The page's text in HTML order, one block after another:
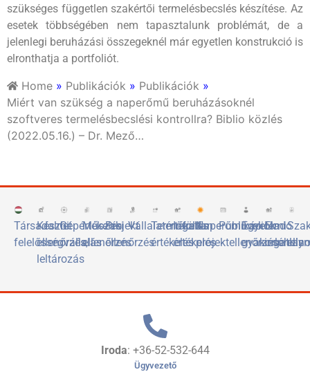
szükséges független szakértői termelésbecslés készítése. Az
esetek többségében nem tapasztalunk problémát, de a
jelenlegi beruházási összegeknél már egyetlen konstrukció is
elronthatja a portfoliót.
Home » Publikációk » Publikációk »
Miért van szükség a naperőmű beruházásoknél
szoftveres termelésbecslési kontrollra? Biblio közlés
(2022.05.16.) – Dr. Mező…
Társadalmi
felelősségvállalás
Készlet
ellenőrzés,
leltározás
Gépértékelés
Műszaki
ellenőrzés
Projekt
ellenőrzés
Vállalatértékelés
Termőföld
értékelés
Ingatlan
értékelés
Naperőművek
projektellenőrzése
Publikációk
Egyetemi
gyakorlóhely
Eladó
Iroda: +36-52-532-644
Ügyvezető